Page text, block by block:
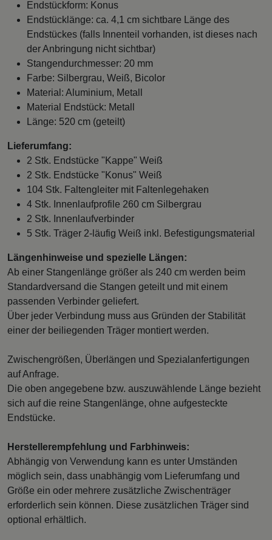
Endstückform: Konus
Endstücklänge: ca. 4,1 cm sichtbare Länge des
Endstückes (falls Innenteil vorhanden, ist dieses nach
der Anbringung nicht sichtbar)
Stangendurchmesser: 20 mm
Farbe: Silbergrau, Weiß, Bicolor
Material: Aluminium, Metall
Material Endstück: Metall
Länge: 520 cm (geteilt)
Lieferumfang:
2 Stk. Endstücke "Kappe" Weiß
2 Stk. Endstücke "Konus" Weiß
104 Stk. Faltengleiter mit Faltenlegehaken
4 Stk. Innenlaufprofile 260 cm Silbergrau
2 Stk. Innenlaufverbinder
5 Stk. Träger 2-läufig Weiß inkl. Befestigungsmaterial
Längenhinweise und spezielle Längen:
Ab einer Stangenlänge größer als 240 cm werden beim
Standardversand die Stangen geteilt und mit einem
passenden Verbinder geliefert.
Über jeder Verbindung muss aus Gründen der Stabilität
einer der beiliegenden Träger montiert werden.
Zwischengrößen, Überlängen und Spezialanfertigungen
auf Anfrage.
Die oben angegebene bzw. auszuwählende Länge bezieht
sich auf die reine Stangenlänge, ohne aufgesteckte
Endstücke.
Herstellerempfehlung und Farbhinweis:
Abhängig von Verwendung kann es unter Umständen
möglich sein, dass unabhängig vom Lieferumfang und
Größe ein oder mehrere zusätzliche Zwischenträger
erforderlich sein können. Diese zusätzlichen Träger sind
optional erhältlich.